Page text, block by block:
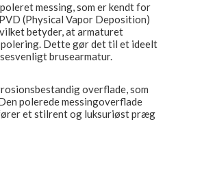
messing, som er kendt for
(Physical Vapor Deposition)
betyder, at armaturet
Dette gør det til et ideelt
brusearmatur.
overflade, som
polerede messingoverflade
et stilrent og luksuriøst præg